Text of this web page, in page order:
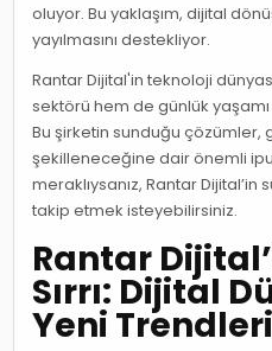
oluyor. Bu yaklaşım, dijital
yayılmasını destekliyor.
Rantar Dijital'in teknoloji
sektörü hem de günlük
Bu şirketin sunduğu çözümler,
şekilleneceğine dair önemli
meraklıysanız, Rantar Dijital’in
takip etmek isteyebilirsiniz.
Rantar
Sırrı: Dijital
Yeni Trendleri